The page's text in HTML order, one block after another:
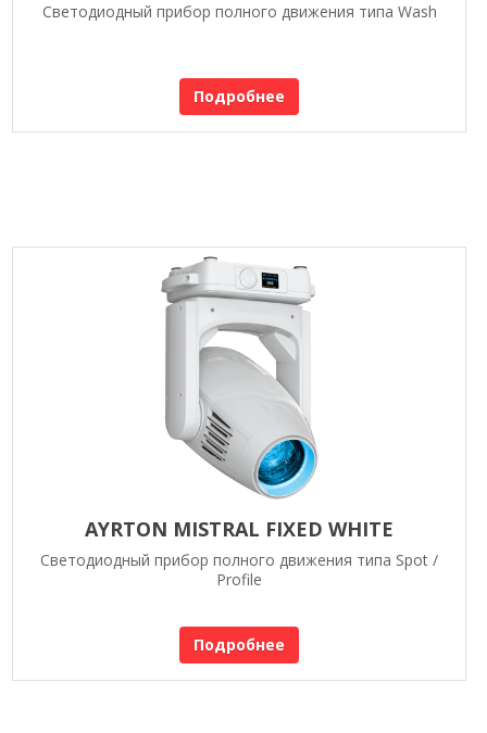
Светодиодный прибор полного движения типа Wash
Подробнее
AYRTON MISTRAL FIXED WHITE
Светодиодный прибор полного движения типа Spot /
Profile
Подробнее